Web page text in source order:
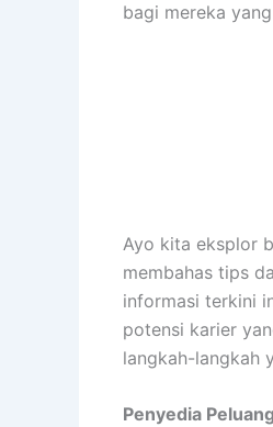
bagi mereka
Ayo kita eksplor
membahas tips
informasi terkini
potensi karier
langkah-langkah
Penyedia